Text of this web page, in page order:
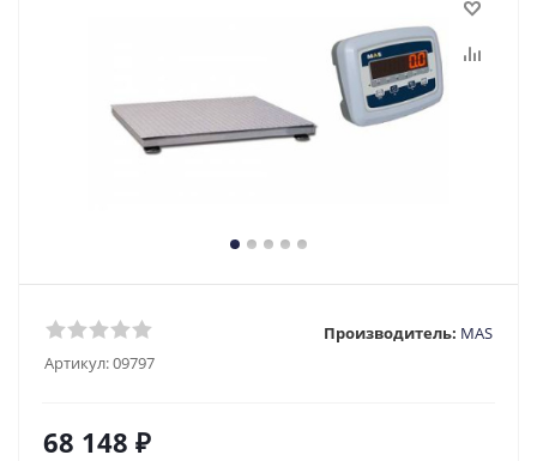
Артикул:09797
Производитель: MAS
68 148 ₽